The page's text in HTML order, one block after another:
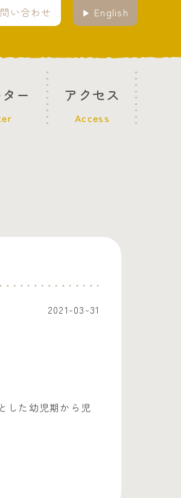
い合わせ English
ー アクセス
Access
2021-03-31
した幼児期から児